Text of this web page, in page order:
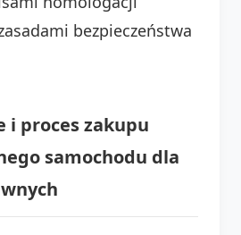
bezpieczeństwa
i proces zakupu
samochodu dla